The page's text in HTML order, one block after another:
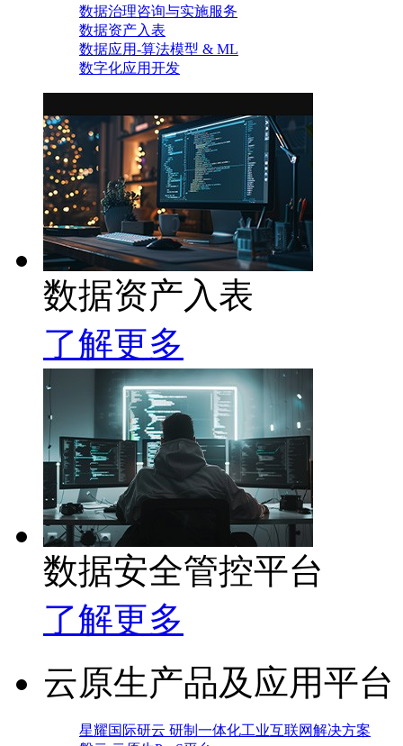
数据治理咨询与实施服务
数据资产入表
数据应用-算法模型 & ML
数字化应用开发
数据资产入表
了解更多
数据安全管控平台
了解更多
云原生产品及应用平台
星耀国际研云 研制一体化工业互联网解决方案